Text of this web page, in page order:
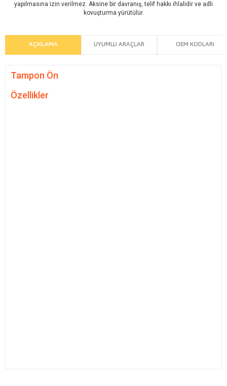
yapılmasına izin verilmez. Aksine bir davranış, telif hakkı ihlalidir ve adli
kovuşturma yürütülür.
AÇIKLAMA UYUMLU ARAÇLAR OEM KODLARI
Tampon Ön
Özellikler